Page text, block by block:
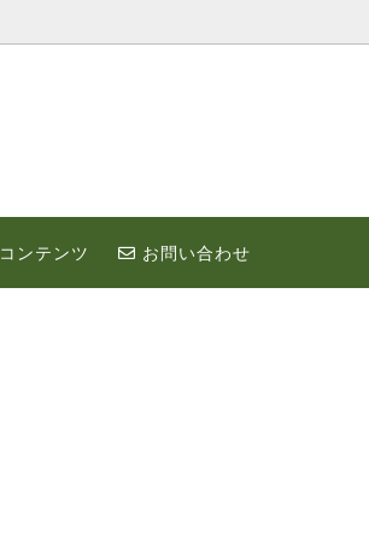
コンテンツ お問い合わせ